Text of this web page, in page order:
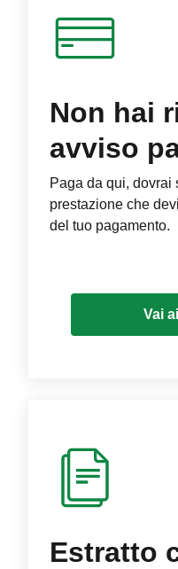
Non hai
avviso
Paga da qui, dovrai
prestazione che
del tuo pagamento.
Vai
Estratto